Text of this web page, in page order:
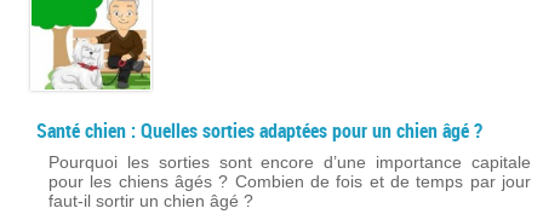
Santé chien : Quelles sorties adaptées pour un chien âgé ?
Pourquoi les sorties sont encore d’une importance capitale
pour les chiens âgés ? Combien de fois et de temps par jour
faut-il sortir un chien âgé ?